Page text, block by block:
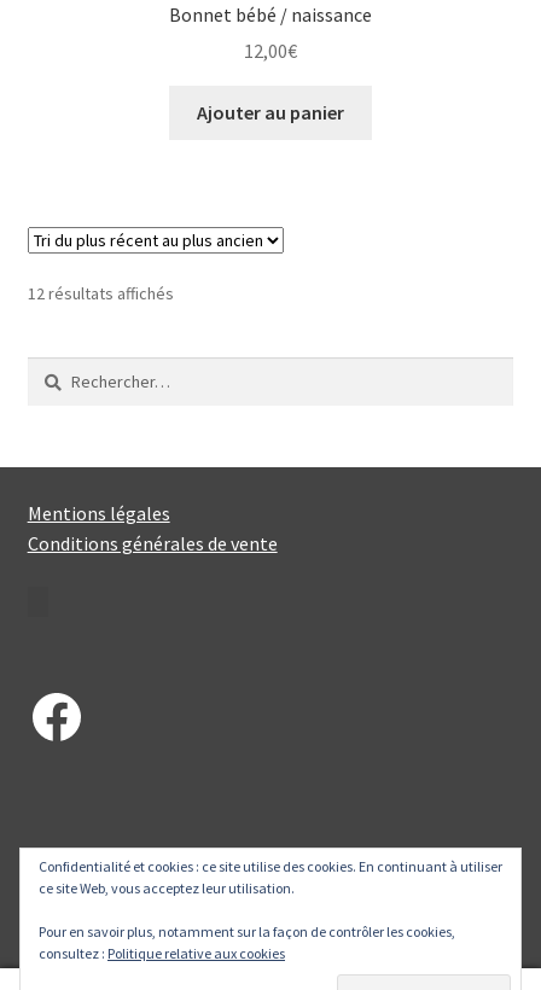
Bonnet bébé / naissance
12,00€
Ajouter au panier
12 résultats affichésTrié
Rechercher :
Mentions légales
Conditions générales de vente
Facebook
© Petits Piments 2026
Confidentialité et cookies : ce site utilise des cookies. En continuant à utiliser
ce site Web, vous acceptez leur utilisation.
Pour en savoir plus, notamment sur la façon de contrôler les cookies,
consultez : Politique relative aux cookies